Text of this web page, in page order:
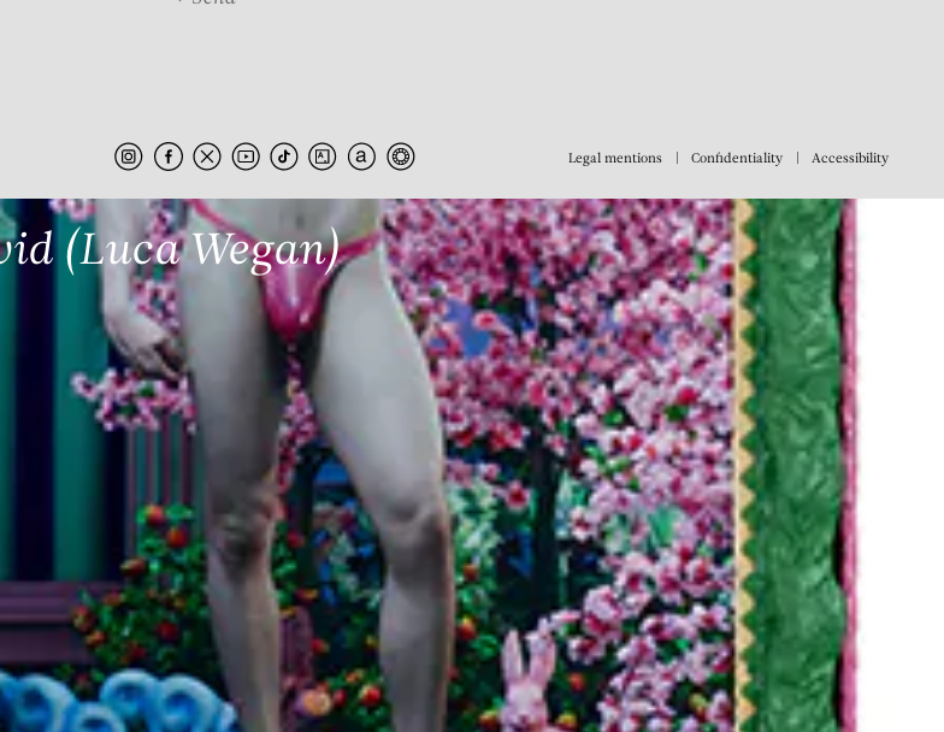
(Luca Wegan)
Legal mentions Confidentiality Accessibility